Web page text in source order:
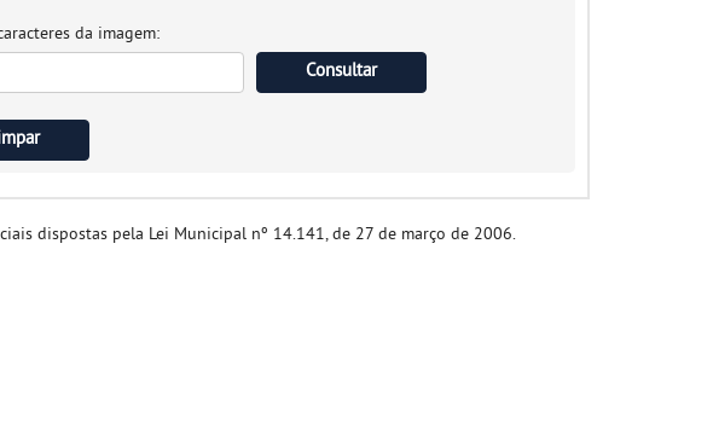
da imagem:
dispostas pela Lei Municipal nº 14.141, de 27 de março de 2006.